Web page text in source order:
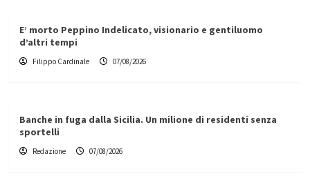
E’ morto Peppino Indelicato, visionario e gentiluomo
d’altri tempi
Filippo Cardinale 07/08/2026
Banche in fuga dalla Sicilia. Un milione di residenti senza
sportelli
Redazione 07/08/2026